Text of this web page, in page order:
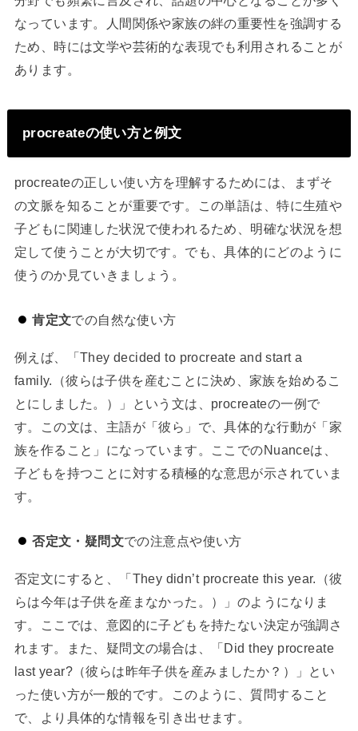
なっています。人間関係や家族の絆の重要性を強調する
ため、時には文学や芸術的な表現でも利用されることが
あります。
procreateの使い方と例文
procreateの正しい使い方を理解するためには、まずそ
の文脈を知ることが重要です。この単語は、特に生殖や
子どもに関連した状況で使われるため、明確な状況を想
定して使うことが大切です。でも、具体的にどのように
使うのか見ていきましょう。
肯定文での自然な使い方
例えば、「They decided to procreate and start a
family.（彼らは子供を産むことに決め、家族を始めるこ
とにしました。）」という文は、procreateの一例で
す。この文は、主語が「彼ら」で、具体的な行動が「家
族を作ること」になっています。ここでのNuanceは、
子どもを持つことに対する積極的な意思が示されていま
す。
否定文・疑問文での注意点や使い方
否定文にすると、「They didn’t procreate this year.（彼
らは今年は子供を産まなかった。）」のようになりま
す。ここでは、意図的に子どもを持たない決定が強調さ
れます。また、疑問文の場合は、「Did they procreate
last year?（彼らは昨年子供を産みましたか？）」とい
った使い方が一般的です。このように、質問すること
で、より具体的な情報を引き出せます。